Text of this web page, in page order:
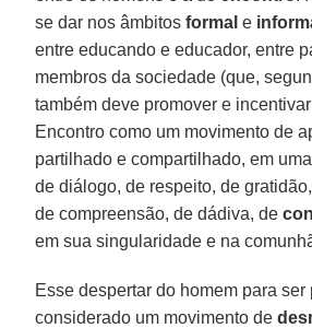
se dar nos âmbitosformal e
entre educando e educador, entre
membros da sociedade (que,
também deve promover e
Encontro como um movimento de
partilhado e compartilhado, em
de diálogo, de respeito, de
de compreensão, de dádiva, de
em sua singularidade e na
Esse despertar do homem para
considerado um movimento de